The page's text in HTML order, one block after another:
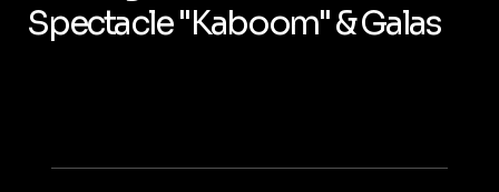
Spectacle "Kaboom" & Galas